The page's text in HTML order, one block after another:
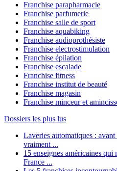
Franchise parapharmacie
Franchise parfumerie
Franchise salle de sport
Franchise aquabiking
Franchise audioprothésiste
Franchise electrostimulation
Franchise épilation
Franchise escalade
Franchise fitness
Franchise institut de beauté
Franchise magasin
Franchise minceur et
Dossiers les plus lus
Laveries automatiques :
vraiment ...
15 enseignes américaines qui
France ...